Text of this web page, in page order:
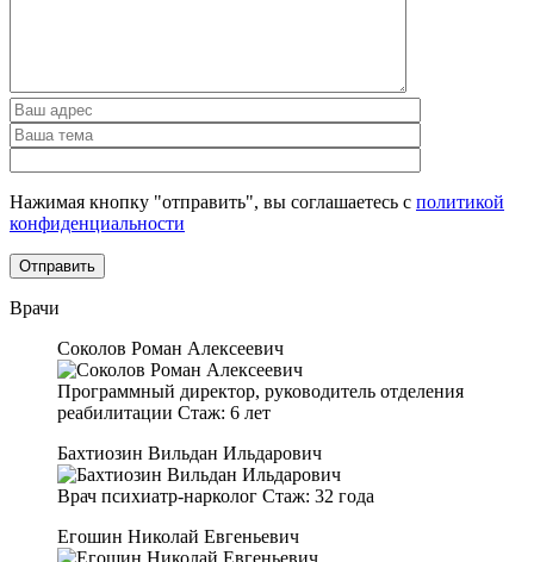
Нажимая кнопку "отправить", вы соглашаетесь с политикой
конфиденциальности
Врачи
Соколов Роман Алексеевич
Программный директор, руководитель отделения
реабилитации Стаж: 6 лет
Бахтиозин Вильдан Ильдарович
Врач психиатр-нарколог Стаж: 32 года
Егошин Николай Евгеньевич